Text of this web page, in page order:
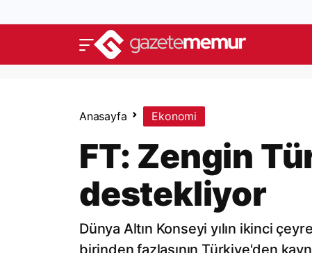
Anasayfa Ekonomi
FT: Zengin
destekliyor
Dünya Altın Konseyi yılın ikinci
birinden fazlasının Türkiye'den